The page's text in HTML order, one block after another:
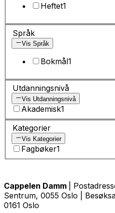
Heftet1
Språk
Vis Språk
Bokmål1
Utdanningsnivå
Vis Utdanningsnivå
Akademisk1
Kategorier
Vis Kategorier
Fagbøker1
Cappelen Damm
|
Sentrum, 0055 Oslo |
0161 Oslo